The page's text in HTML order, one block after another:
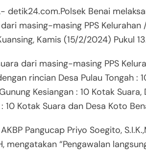
detik24.com.Polsek Benai
masing-masing PPS
Kamis (15/2/2024) Pukul
dari masing-masing PPS
rincian Desa Pulau Tongah :
Kesiangan : 10 Kotak
10 Kotak Suara dan Desa Koto
Pangucap Priyo Soegito,
mengatakan “Pengawalan